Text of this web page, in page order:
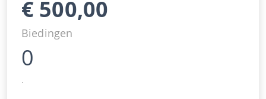
€ 500,00
Biedingen
0
.